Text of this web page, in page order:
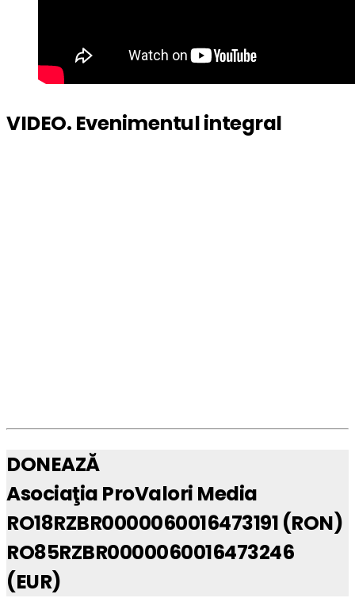
VIDEO. Evenimentul integral
DONEAZĂ
Asociaţia ProValori Media
RO18RZBR0000060016473191 (RON)
RO85RZBR0000060016473246
(EUR)